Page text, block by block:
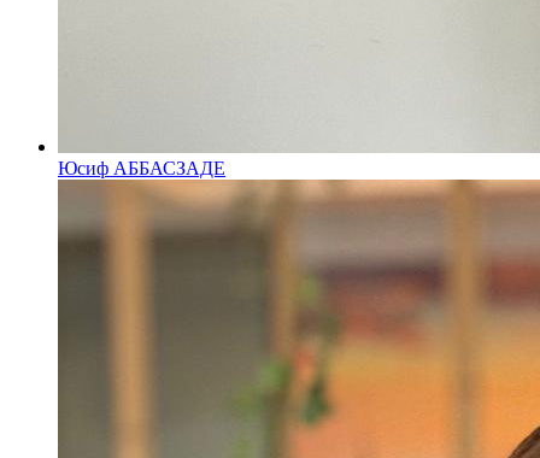
Юсиф АББАСЗАДЕ